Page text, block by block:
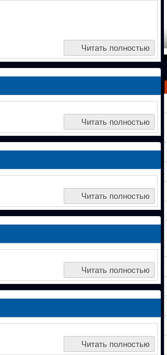
Читать полностью
Читать полностью
Читать полностью
Читать полностью
Читать полностью